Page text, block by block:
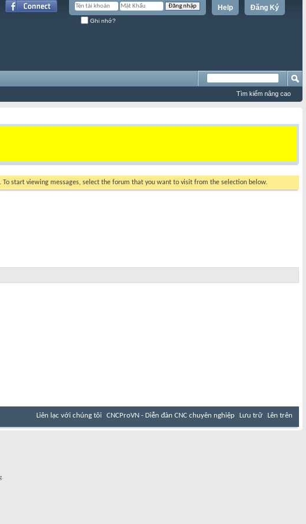
Đăng Ký
Help
Ghi nhớ?
Tìm kiếm nâng cao
To start viewing messages, select the forum that you want to visit from the selection below.
Liên lạc với chúng tôi CNCProVN - Diễn đàn CNC chuyên nghiệp Lưu trữ Lên trên